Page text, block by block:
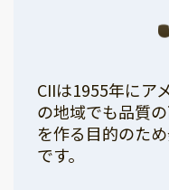
CIIは1955年にア
の地域でも品質
を作る目的のた
です。